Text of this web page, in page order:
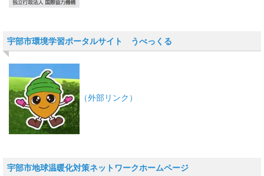
宇部市環境学習ポータルサイト うべっくる
（外部リンク）
宇部市地球温暖化対策ネットワークホームページ